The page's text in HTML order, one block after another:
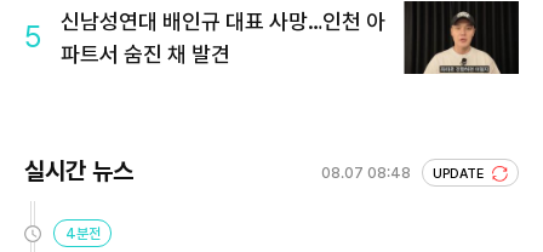
5
신남성연대 배인규 대표 사망…인천 아
파트서 숨진 채 발견
실시간 뉴스 08.07 08:48 UPDATE
4분전